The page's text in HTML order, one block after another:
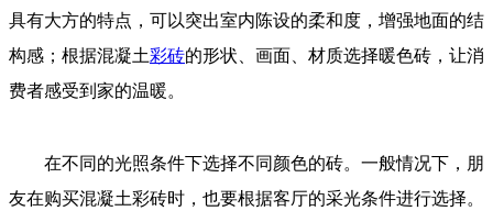
具有大方的特点，可以突出室内陈设的柔和度，增强地面的结
构感；根据混凝土彩砖的形状、画面、材质选择暖色砖，让消
费者感受到家的温暖。
在不同的光照条件下选择不同颜色的砖。一般情况下， 朋
友在购买混凝土彩砖时，也要根据客厅的采光条件进行选择。